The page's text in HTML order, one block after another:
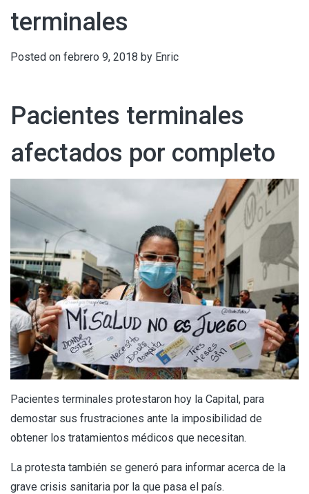
terminales
Posted on febrero 9, 2018 by Enric
Pacientes terminales
afectados por completo
Pacientes terminales protestaron hoy la Capital, para
demostar sus frustraciones ante la imposibilidad de
obtener los tratamientos médicos que necesitan.
La protesta también se generó para informar acerca de la
grave crisis sanitaria por la que pasa el país.